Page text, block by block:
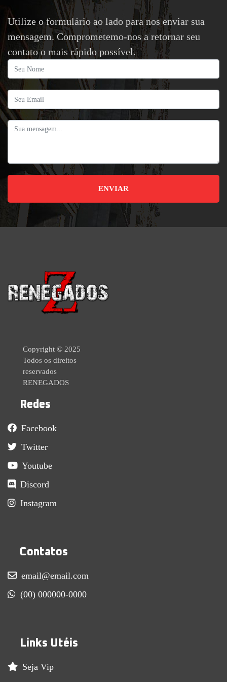
Utilize o formulário ao lado para nos enviar sua
mensagem. Comprometemo-nos a retornar seu
contato o mais rápido possível.
ENVIAR
Copyright © 2025
Todos os direitos
reservados
RENEGADOS
Redes
Facebook
Twitter
Youtube
Discord
Instagram
Contatos
email@email.com
(00) 000000-0000
Links Utéis
Seja Vip